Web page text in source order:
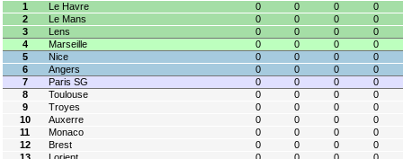
1
Le Havre 0 0 0
0
2
Le Mans 0 0 0
0
3
Lens 0 0 0
0
4
Marseille 0 0 0
0
5
Nice 0 0 0
0
6
Angers 0 0 0
0
7
Paris SG 0 0 0
0
8
Toulouse 0 0 0
0
9
Troyes 0 0 0
0
10
Auxerre 0 0 0
0
11
Monaco 0 0 0
0
12
Brest 0 0 0
0